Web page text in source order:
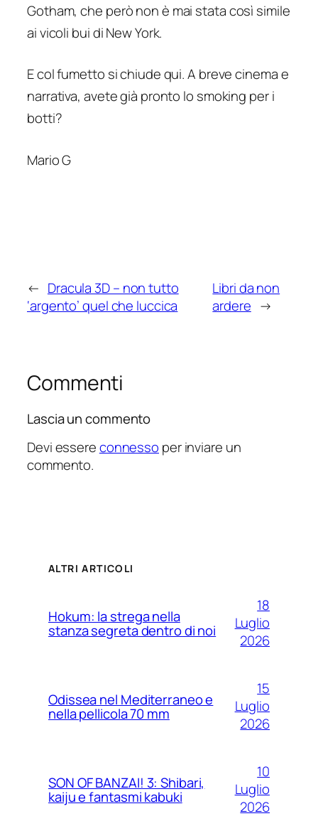
Gotham, che però non è mai stata così simile
ai vicoli bui di New York.
E col fumetto si chiude qui. A breve cinema e
narrativa, avete già pronto lo smoking per i
botti?
Mario G
← Dracula 3D – non tutto
‘argento’ quel che luccica
Libri da non
ardere →
Commenti
Lascia un commento
Devi essereconnesso per inviare un
commento.
ALTRI ARTICOLI
Hokum: la strega nella
stanza segreta dentro di noi
18
Luglio
2026
Odissea nel Mediterraneo e
nella pellicola 70 mm
15
Luglio
2026
SON OF BANZAI! 3: Shibari,
kaiju e fantasmi kabuki
10
Luglio
2026